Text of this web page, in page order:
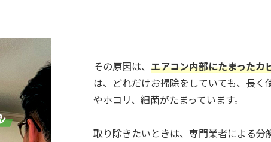
その原因は、 エアコン内部にたまったカ
は、どれだけお掃除をしていても、長
やホコリ、細菌がたまっています。
取り除きたいときは、専門業者による分